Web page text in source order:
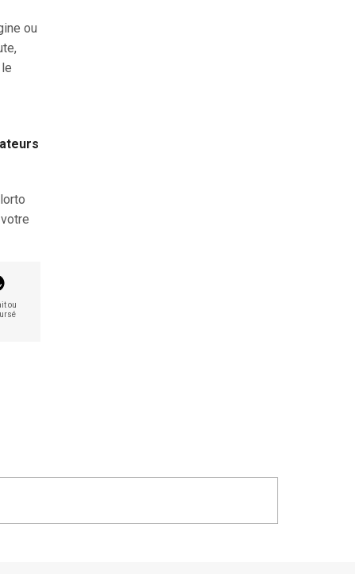
ou
ou